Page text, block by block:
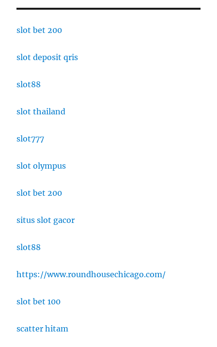
slot bet 200
slot deposit qris
slot88
slot thailand
slot777
slot olympus
slot bet 200
situs slot gacor
slot88
https://www.roundhousechicago.com/
slot bet 100
scatter hitam